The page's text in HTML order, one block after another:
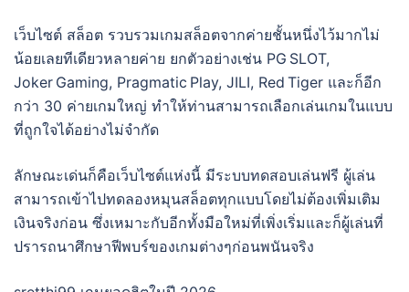
เว็บไซต์ สล็อต รวบรวมเกมสล็อตจากค่ายชั้นหนึ่งไว้มากไม่
น้อยเลยทีเดียวหลายค่าย ยกตัวอย่างเช่น PG SLOT,
Joker Gaming, Pragmatic Play, JILI, Red Tiger และก็อีก
กว่า 30 ค่ายเกมใหญ่ ทำให้ท่านสามารถเลือกเล่นเกมในแบบ
ที่ถูกใจได้อย่างไม่จำกัด
ลักษณะเด่นก็คือเว็บไซต์แห่งนี้ มีระบบทดสอบเล่นฟรี ผู้เล่น
สามารถเข้าไปทดลองหมุนสล็อตทุกแบบโดยไม่ต้องเพิ่มเติม
เงินจริงก่อน ซึ่งเหมาะกับอีกทั้งมือใหม่ที่เพิ่งเริ่มและก็ผู้เล่นที่
ปรารถนาศึกษาฟีพบร์ของเกมต่างๆก่อนพนันจริง